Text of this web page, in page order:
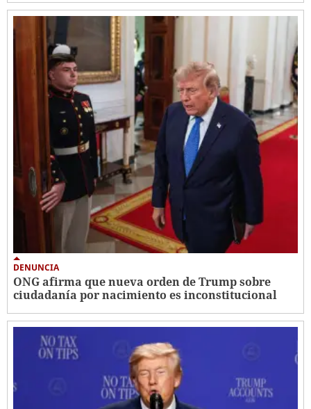
DENUNCIA
ONG afirma que nueva orden de Trump sobre
ciudadanía por nacimiento es inconstitucional